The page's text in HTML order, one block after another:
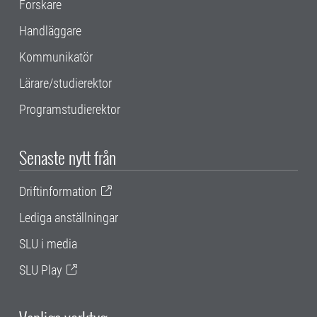
Forskare
Handläggare
Kommunikatör
Lärare/studierektor
Programstudierektor
Senaste nytt från
Driftinformation
Lediga anställningar
SLU i media
SLU Play